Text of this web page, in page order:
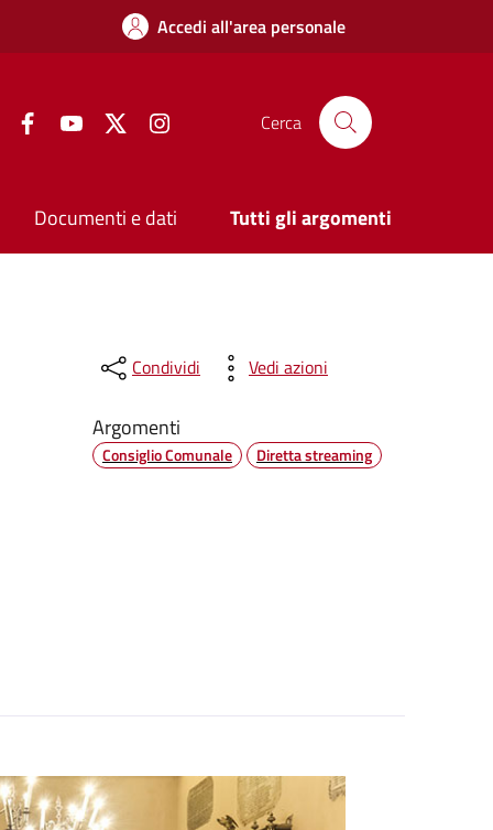
Accedi all'area personale
FacebookYouTube Twitter Cerca
Documenti e dati Tutti gli argomenti
Condividi Vedi azioni
Argomenti
Consiglio Comunale Diretta streaming